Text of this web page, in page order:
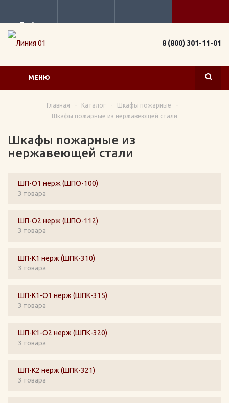
Прайс
8 (800) 301-11-01
МЕНЮ
Главная - Каталог - Шкафы пожарные
-
Шкафы пожарные из нержавеющей стали
Шкафы пожарные из
нержавеющей стали
ШП-О1 нерж (ШПО-100)
3 товара
ШП-О2 нерж (ШПО-112)
3 товара
ШП-К1 нерж (ШПК-310)
3 товара
ШП-К1-О1 нерж (ШПК-315)
3 товара
ШП-К1-О2 нерж (ШПК-320)
3 товара
ШП-К2 нерж (ШПК-321)
3 товара